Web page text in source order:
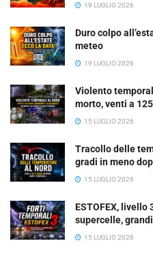
19 LUGLIO 2026
Duro colpo
meteo
19 LUGLIO 2026
Violento
morto, venti a
15 LUGLIO 2026
Tracollo delle
gradi in meno
15 LUGLIO 2026
ESTOFEX, livello
supercelle,
15 LUGLIO 2026